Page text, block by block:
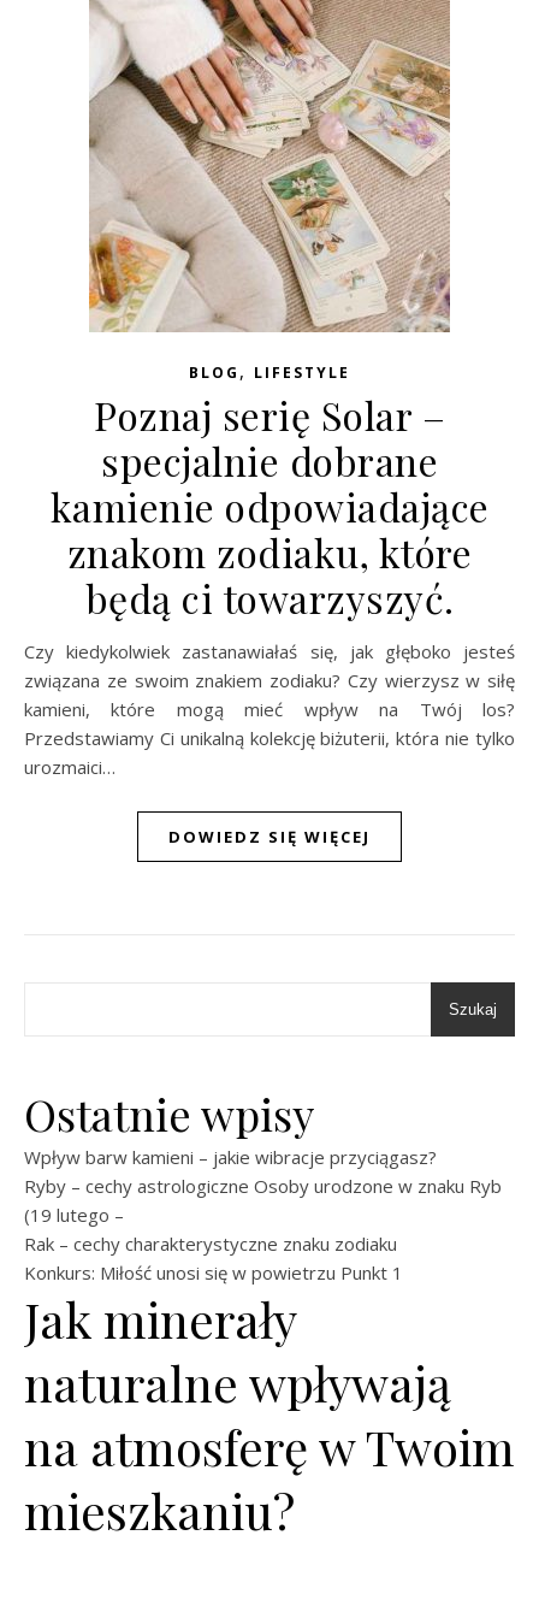
BLOG , LIFESTYLE
Poznaj serię Solar –
specjalnie dobrane
kamienie odpowiadające
znakom zodiaku, które
będą ci towarzyszyć.
Czy kiedykolwiek zastanawiałaś się, jak głęboko jesteś
związana ze swoim znakiem zodiaku? Czy wierzysz w siłę
kamieni, które mogą mieć wpływ na Twój los?
Przedstawiamy Ci unikalną kolekcję biżuterii, która nie tylko
urozmaici…
DOWIEDZ SIĘ WIĘCEJ
Szukaj
Ostatnie wpisy
Wpływ barw kamieni – jakie wibracje przyciągasz?
Ryby – cechy astrologiczne Osoby urodzone w znaku Ryb
(19 lutego –
Rak – cechy charakterystyczne znaku zodiaku
Konkurs: Miłość unosi się w powietrzu Punkt 1
Jak minerały
naturalne wpływają
na atmosferę w Twoim
mieszkaniu?